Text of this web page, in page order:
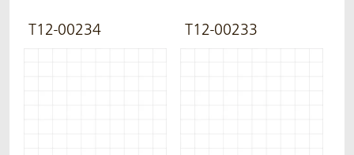
T12-00234 T12-00233